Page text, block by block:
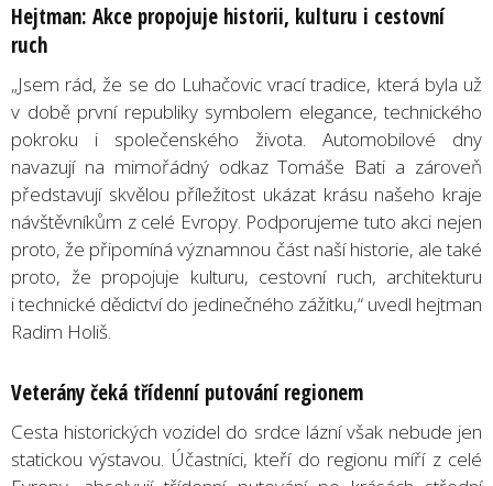
Hejtman: Akce propojuje historii, kulturu i cestovní
ruch
„Jsem rád, že se do Luhačovic vrací tradice, která byla už
v době první republiky symbolem elegance, technického
pokroku i společenského života. Automobilové dny
navazují na mimořádný odkaz Tomáše Bati a zároveň
představují skvělou příležitost ukázat krásu našeho kraje
návštěvníkům z celé Evropy. Podporujeme tuto akci nejen
proto, že připomíná významnou část naší historie, ale také
proto, že propojuje kulturu, cestovní ruch, architekturu
i technické dědictví do jedinečného zážitku,“ uvedl hejtman
Radim Holiš.
Veterány čeká třídenní putování regionem
Cesta historických vozidel do srdce lázní však nebude jen
statickou výstavou. Účastníci, kteří do regionu míří z celé